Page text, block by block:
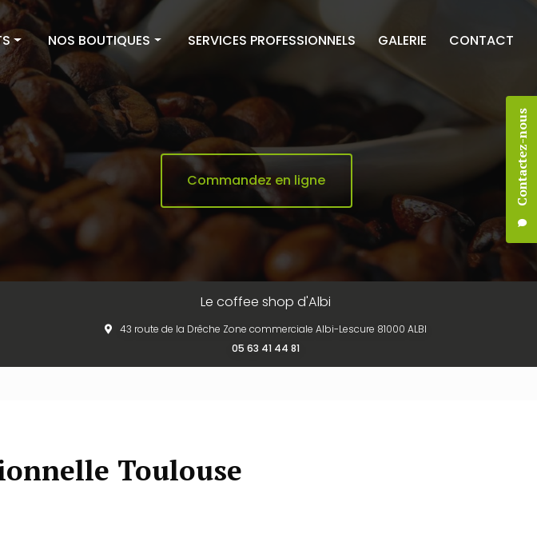
Contactez-nous
NOS BOUTIQUES
Couleur Café Castres
Couleur Café Albi
SERVICES PROFESSIONNELS GALERIE CONTACT
Commandez en ligne
Le coffee shop d'Albi
43 route de la Drêche Zone commerciale Albi-Lescure 81000 ALBI
05 63 41 44 81
Toulouse